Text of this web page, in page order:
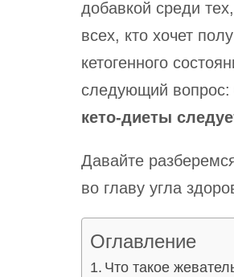
добавкой среди
всех, кто хочет
кетогенного
следующий вопрос:
кето-диеты
Давайте
во главу угла
Оглавление
Что такое